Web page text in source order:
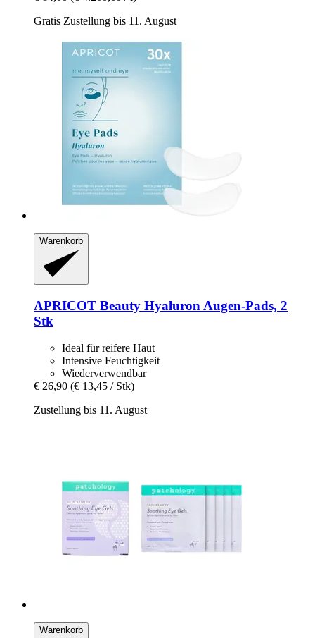
Gratis Zustellung bis 11. August
Warenkorb
APRICOT Beauty Hyaluron Augen‑Pads, 2
Stk
Ideal für reifere Haut
Intensive Feuchtigkeit
Wiederverwendbar
€ 26,90 (€ 13,45 / Stk)
Zustellung bis 11. August
Warenkorb